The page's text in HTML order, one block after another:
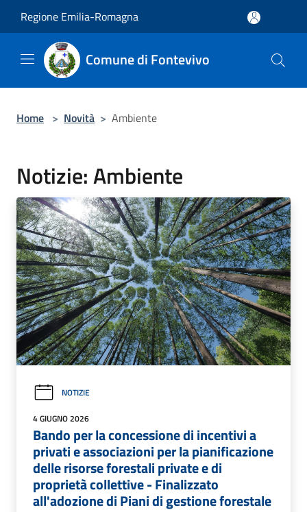
Regione Emilia-Romagna
Comune di Fontevivo
Home > Novità > Ambiente
Notizie: Ambiente
NOTIZIE
4 GIUGNO 2026
Bando per la concessione di incentivi a
privati e associazioni per la pianificazione
delle risorse forestali private e di
proprietà collettive - Finalizzato
all'adozione di Piani di gestione forestale